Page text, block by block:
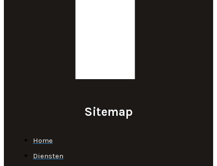
Sitemap
Home
Diensten